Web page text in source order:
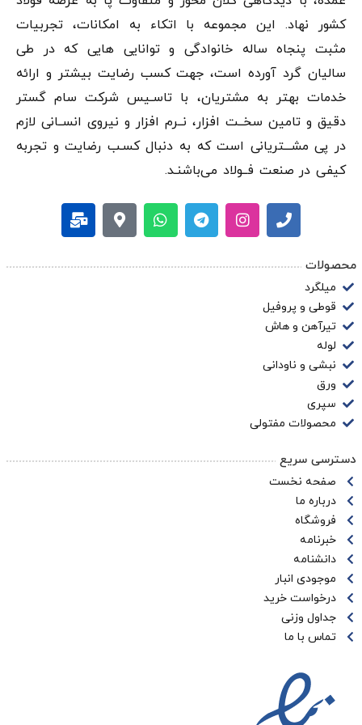
کشور نهاد. این مجموعه با اتکاء به امکانات، تجربیات
مثبت پنجاه ساله خانوادگی و توانایی هایی که در طی
سالیان گرد آورده است، جهت کسب رضایت بیشتر و ارائه
خدمات بهتر به مشتریان، با تاسـیس شرکت سام گستر
دقيق و تامین سخــت افزار، نــرم افزار و نیروی انســانی لازم
در پی مشـــتریانی است که به دنبال کسـب رضایت و تجربه
کیفی در صنعت فــولاد می‌باشنـد.
محصولات
میلگرد
قوطی و پروفیل
تیرآهن و هاش
لوله
نبشی و ناودانی
ورق
سپری
محصولات مفتولی
دسترسی سریع
صفحه نخست
درباره ما
فروشگاه
خبرنامه
دانشنامه
موجودی انبار
درخواست خرید
جداول وزنی
تماس با ما